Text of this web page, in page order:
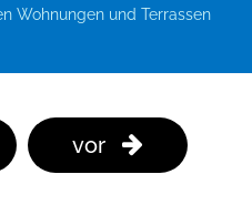
Wohnungen und Terrassen
vor